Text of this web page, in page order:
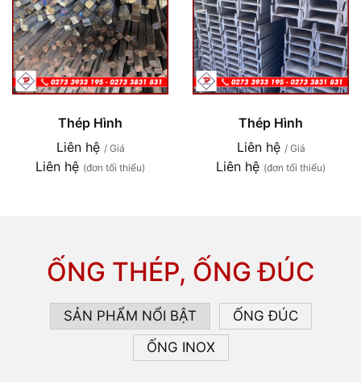
Thép Hình
Liên hệ / Giá
Liên hệ (đơn tối thiểu)
Thép Hình
Liên hệ / Giá
Liên hệ (đơn tối thiểu)
ỐNG THÉP, ỐNG ĐÚC
SẢN PHẨM NỔI BẬT
ỐNG ĐÚC
ỐNG INOX